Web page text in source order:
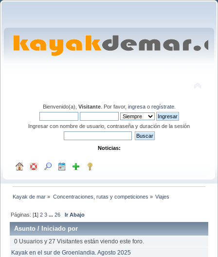
Bienvenido(a), Visitante. Por favor, ingresao regístrate.
Ingresar con nombre de usuario, contraseña y duración de la sesión
Noticias:
Kayak de mar » Concentraciones, rutas y competiciones » Viajes
Páginas: [1]2 3 ...26 Ir Abajo
Asunto / Iniciado por
0 Usuarios y 27 Visitantes están viendo este foro.
Kayak en el sur de Groenlandia. Agosto 2025